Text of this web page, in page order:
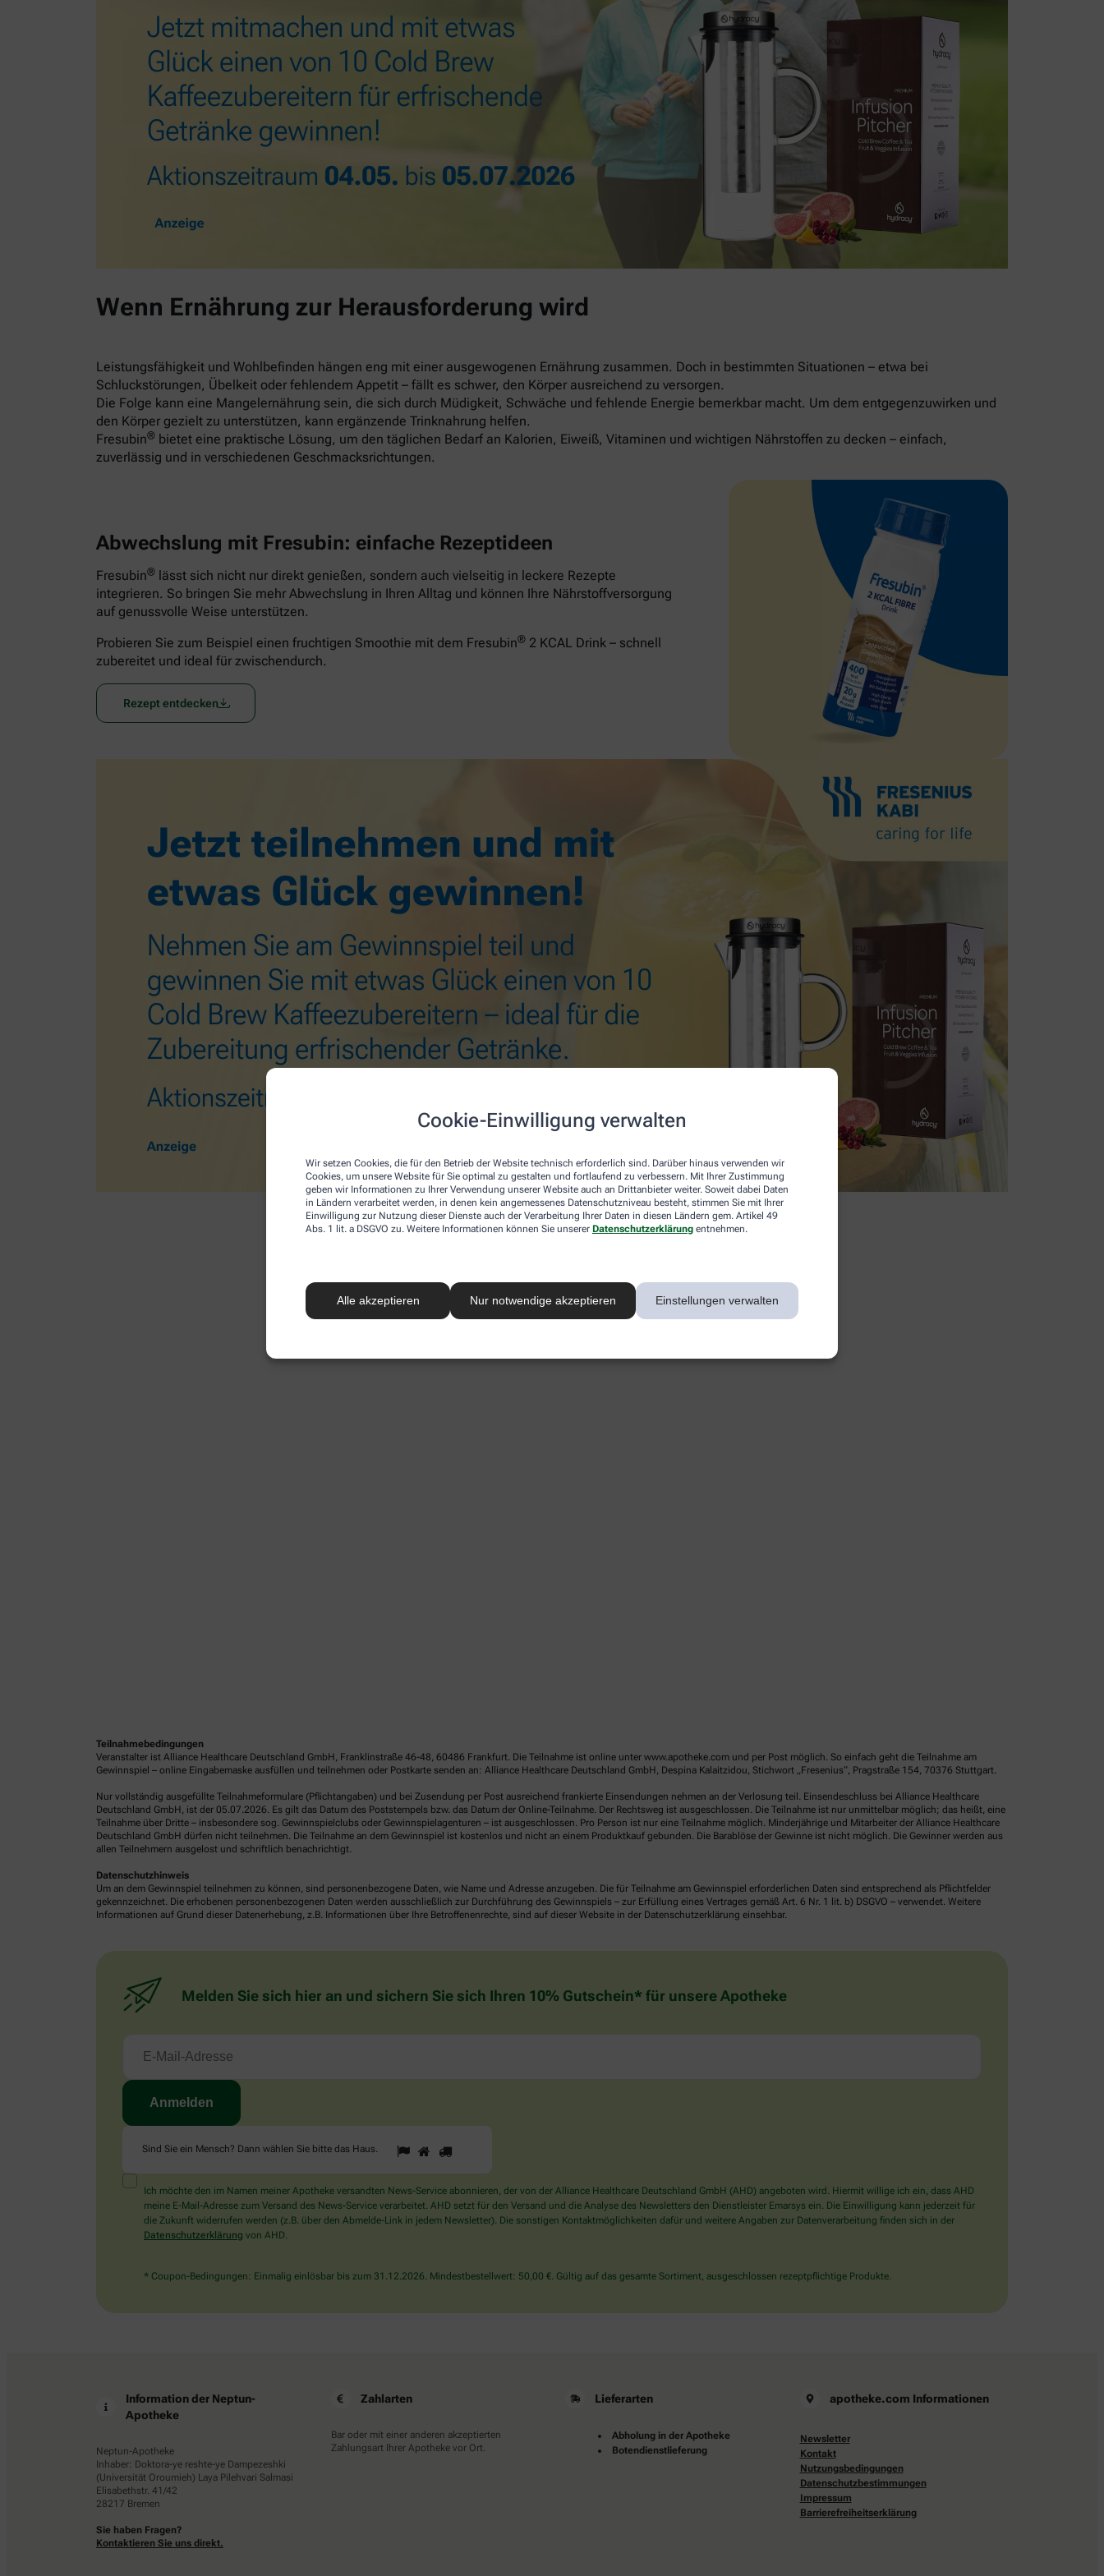
Cookie-Einwilligung verwalten
Wir setzen Cookies, die für den Betrieb der Website technisch erforderlich sind. Darüber hinaus verwenden wir
Cookies, um unsere Website für Sie optimal zu gestalten und fortlaufend zu verbessern. Mit Ihrer Zustimmung
geben wir Informationen zu Ihrer Verwendung unserer Website auch an Drittanbieter weiter. Soweit dabei Daten
in Ländern verarbeitet werden, in denen kein angemessenes Datenschutzniveau besteht, stimmen Sie mit Ihrer
Einwilligung zur Nutzung dieser Dienste auch der Verarbeitung Ihrer Daten in diesen Ländern gem. Artikel 49
Abs. 1 lit. a DSGVO zu. Weitere Informationen können Sie unserer Datenschutzerklärung entnehmen.
Alle akzeptieren Nur notwendige akzeptieren Einstellungen verwalten
Wenn Ernährung zur Herausforderung wird
Leistungsfähigkeit und Wohlbefinden hängen eng mit einer ausgewogenen Ernährung zusammen. Doch in bestimmten Situationen – etwa bei
Schluckstörungen, Übelkeit oder fehlendem Appetit – fällt es schwer, den Körper ausreichend zu versorgen.
Die Folge kann eine Mangelernährung sein, die sich durch Müdigkeit, Schwäche und fehlende Energie bemerkbar macht. Um dem entgegenzuwirken und
den Körper gezielt zu unterstützen, kann ergänzende Trinknahrung helfen.
Fresubin® bietet eine praktische Lösung, um den täglichen Bedarf an Kalorien, Eiweiß, Vitaminen und wichtigen Nährstoffen zu decken – einfach,
zuverlässig und in verschiedenen Geschmacksrichtungen.
Abwechslung mit Fresubin: einfache Rezeptideen
Fresubin® lässt sich nicht nur direkt genießen, sondern auch vielseitig in leckere Rezepte
integrieren. So bringen Sie mehr Abwechslung in Ihren Alltag und können Ihre Nährstoffversorgung
auf genussvolle Weise unterstützen.
Probieren Sie zum Beispiel einen fruchtigen Smoothie mit dem Fresubin® 2 KCAL Drink – schnell
zubereitet und ideal für zwischendurch.
Rezept entdecken
Teilnahmebedingungen
Veranstalter ist Alliance Healthcare Deutschland GmbH, Franklinstraße 46-48, 60486 Frankfurt. Die Teilnahme ist online unter www.apotheke.com und per Post möglich. So einfach geht die Teilnahme am
Gewinnspiel – online Eingabemaske ausfüllen und teilnehmen oder Postkarte senden an: Alliance Healthcare Deutschland GmbH, Despina Kalaitzidou, Stichwort „Fresenius“, Pragstraße 154, 70376 Stuttgart.
Nur vollständig ausgefüllte Teilnahmeformulare (Pflichtangaben) und bei Zusendung per Post ausreichend frankierte Einsendungen nehmen an der Verlosung teil. Einsendeschluss bei Alliance Healthcare
Deutschland GmbH, ist der 05.07.2026. Es gilt das Datum des Poststempels bzw. das Datum der Online-Teilnahme. Der Rechtsweg ist ausgeschlossen. Die Teilnahme ist nur unmittelbar möglich; das heißt, eine
Teilnahme über Dritte – insbesondere sog. Gewinnspielclubs oder Gewinnspielagenturen – ist ausgeschlossen. Pro Person ist nur eine Teilnahme möglich. Minderjährige und Mitarbeiter der Alliance Healthcare
Deutschland GmbH dürfen nicht teilnehmen. Die Teilnahme an dem Gewinnspiel ist kostenlos und nicht an einem Produktkauf gebunden. Die Barablöse der Gewinne ist nicht möglich. Die Gewinner werden aus
allen Teilnehmern ausgelost und schriftlich benachrichtigt.
Datenschutzhinweis
Um an dem Gewinnspiel teilnehmen zu können, sind personenbezogene Daten, wie Name und Adresse anzugeben. Die für Teilnahme am Gewinnspiel erforderlichen Daten sind entsprechend als Pflichtfelder
gekennzeichnet. Die erhobenen personenbezogenen Daten werden ausschließlich zur Durchführung des Gewinnspiels – zur Erfüllung eines Vertrages gemäß Art. 6 Nr. 1 lit. b) DSGVO – verwendet. Weitere
Informationen auf Grund dieser Datenerhebung, z.B. Informationen über Ihre Betroffenenrechte, sind auf dieser Website in der Datenschutzerklärung einsehbar.
Melden Sie sich hier an und sichern Sie sich Ihren 10% Gutschein* für unsere Apotheke
Sind Sie ein Mensch? Dann wählen Sie bitte das Haus.
Sind
Sie
Mensch?
Dann
wählen
Haus.
1 2
Ich möchte den im Namen meiner Apotheke versandten News-Service abonnieren, der von der Alliance Healthcare Deutschland GmbH (AHD) angeboten wird. Hiermit willige ich ein, dass AHD
meine E-Mail-Adresse zum Versand des News-Service verarbeitet. AHD setzt für den Versand und die Analyse des Newsletters den Dienstleister Emarsys ein. Die Einwilligung kann jederzeit für
die Zukunft widerrufen werden (z.B. über den Abmelde-Link in jedem Newsletter). Die sonstigen Kontaktmöglichkeiten dafür und weitere Angaben zur Datenverarbeitung finden sich in der
Datenschutzerklärung von AHD.
* Coupon-Bedingungen: Einmalig einlösbar bis zum 31.12.2026. Mindestbestellwert: 50,00 €. Gültig auf das gesamte Sortiment, ausgeschlossen rezeptpflichtige Produkte.
Information der Neptun-
Apotheke
Neptun-Apotheke
Inhaber: Doktora-ye reshte-ye Dampezeshki
(Universität Oroumieh) Laya Pilehvari Salmasi
Elisabethstr. 41/42
28217 Bremen
Sie haben Fragen?
Kontaktieren Sie uns direkt.
Zahlarten
Bar oder mit einer anderen akzeptierten
Zahlungsart Ihrer Apotheke vor Ort.
Lieferarten
Abholung in der Apotheke
Botendienstlieferung
apotheke.com Informationen
Newsletter
Kontakt
Nutzungsbedingungen
Datenschutzbestimmungen
Impressum
Barrierefreiheitserklärung